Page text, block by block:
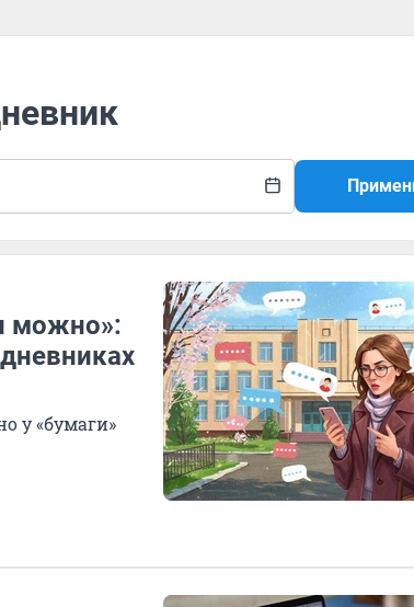
можно»:
у «бумаги»